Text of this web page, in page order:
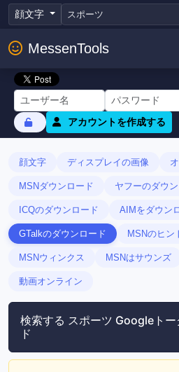
顔文字
MessenTools
アカウントを作成する
顔文字 ディスプレイの画像
MSNダウンロード ヤフーのダウ
ICQのダウンロード AIMをダウン
GTalkのダウンロード MSNのヒン
MSNウィンクス MSNはサウンズ
動画オンライン
検索する スポーツ Googleト
ド